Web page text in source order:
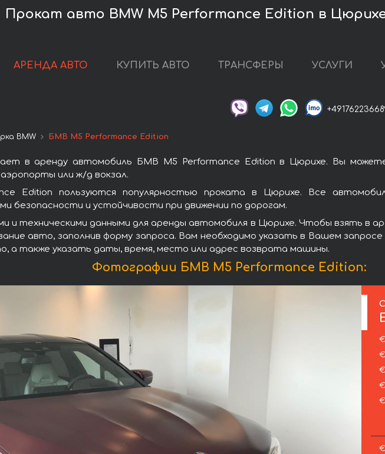
Прокат авто BMW M5 Performance Edition в
АРЕНДА АВТО КУПИТЬ АВТО ТРАНСФЕРЫ УСЛУГИ
BMW БМВ M5 Performance Edition
в аренду автомобиль БМВ M5 Performance Edition в Цюрихе. Вы
или ж/д вокзал.
Edition пользуются популярностью проката в Цюрихе. Все
безопасности и устойчивости при движении по дорогам.
и техническими данными для аренды автомобиля в Цюрихе. Чтобы взять в
авто, заполнив форму запроса. Вам необходимо указать в Вашем
а также указать даты, время, место или адрес возврата машины.
Фотографии БМВ M5 Performance Edition: